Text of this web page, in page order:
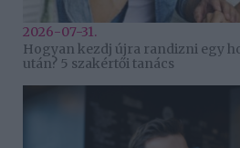
2026-07-31.
Hogyan kezdj újra randizni egy
után? 5 szakértői tanács